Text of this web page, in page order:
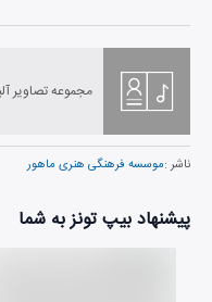
مجموعه تصاویر
ناشر :موسسه فرهنگی هنری ماهور
پیشنهاد بیپ تونز به شما